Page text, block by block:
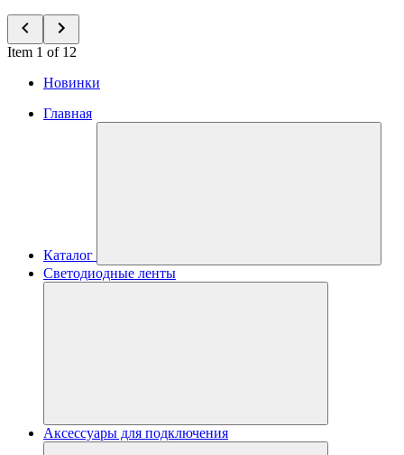
Item 1 of 12
Новинки
Главная
Каталог
Светодиодные ленты
Аксессуары для подключения